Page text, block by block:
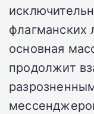
флагманских
основная
продолжит